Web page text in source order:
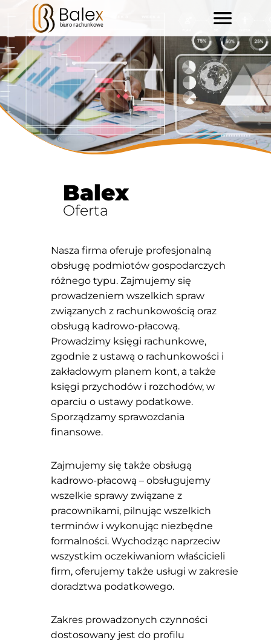
Balex
Oferta
Nasza firma oferuje profesjonalną
obsługę podmiotów gospodarczych
różnego typu. Zajmujemy się
prowadzeniem wszelkich spraw
związanych z rachunkowością oraz
obsługą kadrowo-płacową.
Prowadzimy księgi rachunkowe,
zgodnie z ustawą o rachunkowości i
zakładowym planem kont, a także
księgi przychodów i rozchodów, w
oparciu o ustawy podatkowe.
Sporządzamy sprawozdania
finansowe.
Zajmujemy się także obsługą
kadrowo-płacową – obsługujemy
wszelkie sprawy związane z
pracownikami, pilnując wszelkich
terminów i wykonując niezbędne
formalności. Wychodząc naprzeciw
wszystkim oczekiwaniom właścicieli
firm, oferujemy także usługi w zakresie
doradztwa podatkowego.
Zakres prowadzonych czynności
dostosowany jest do profilu